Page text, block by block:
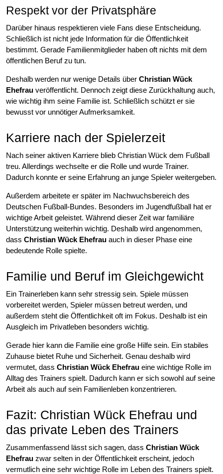
Respekt vor der Privatsphäre
Darüber hinaus respektieren viele Fans diese Entscheidung.
Schließlich ist nicht jede Information für die Öffentlichkeit
bestimmt. Gerade Familienmitglieder haben oft nichts mit dem
öffentlichen Beruf zu tun.
Deshalb werden nur wenige Details über Christian Wück
Ehefrau veröffentlicht. Dennoch zeigt diese Zurückhaltung auch,
wie wichtig ihm seine Familie ist. Schließlich schützt er sie
bewusst vor unnötiger Aufmerksamkeit.
Karriere nach der Spielerzeit
Nach seiner aktiven Karriere blieb Christian Wück dem Fußball
treu. Allerdings wechselte er die Rolle und wurde Trainer.
Dadurch konnte er seine Erfahrung an junge Spieler weitergeben.
Außerdem arbeitete er später im Nachwuchsbereich des
Deutschen Fußball-Bundes. Besonders im Jugendfußball hat er
wichtige Arbeit geleistet. Während dieser Zeit war familiäre
Unterstützung weiterhin wichtig. Deshalb wird angenommen,
dass Christian Wück Ehefrau auch in dieser Phase eine
bedeutende Rolle spielte.
Familie und Beruf im Gleichgewicht
Ein Trainerleben kann sehr stressig sein. Spiele müssen
vorbereitet werden, Spieler müssen betreut werden, und
außerdem steht die Öffentlichkeit oft im Fokus. Deshalb ist ein
Ausgleich im Privatleben besonders wichtig.
Gerade hier kann die Familie eine große Hilfe sein. Ein stabiles
Zuhause bietet Ruhe und Sicherheit. Genau deshalb wird
vermutet, dass Christian Wück Ehefrau eine wichtige Rolle im
Alltag des Trainers spielt. Dadurch kann er sich sowohl auf seine
Arbeit als auch auf sein Familienleben konzentrieren.
Fazit: Christian Wück Ehefrau und
das private Leben des Trainers
Zusammenfassend lässt sich sagen, dass Christian Wück
Ehefrau zwar selten in der Öffentlichkeit erscheint, jedoch
vermutlich eine sehr wichtige Rolle im Leben des Trainers spielt.